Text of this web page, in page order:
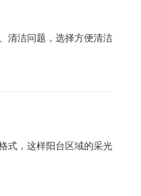
清洁问题，选择方便清洁
式，这样阳台区域的采光